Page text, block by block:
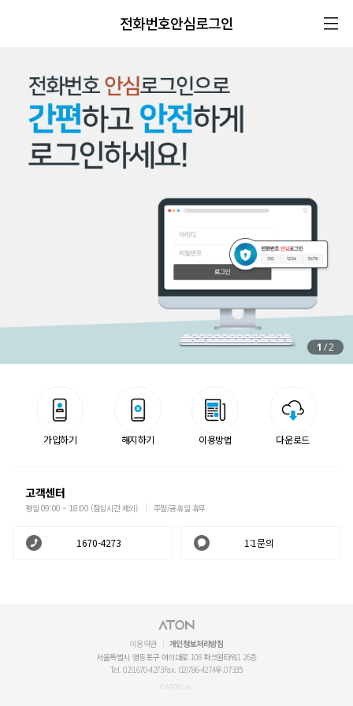
전화번호안심로그인
1 /2
가입하기 해지하기 이용방법 다운로드
고객센터
평일 09:00 ~ 18:00 (점심시간 제외) 주말/공휴일 휴무
1670-4273 1:1문의
이용약관
개인정보처리방침
서울특별시 영등포구 여의대로 108 파크원타워1 26층
Tel. 02)1670-4273Fax. 02)786-4274우.07335
© ATON Inc.